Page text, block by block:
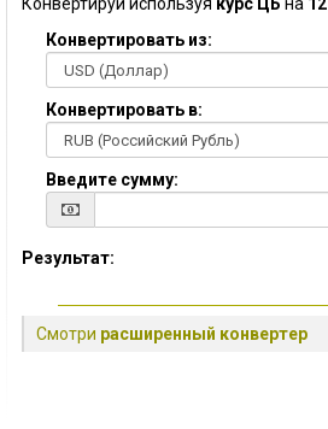
Конвертировать из:
Конвертировать в:
Введите сумму:
Результат:
Смотри расширенный конвертер